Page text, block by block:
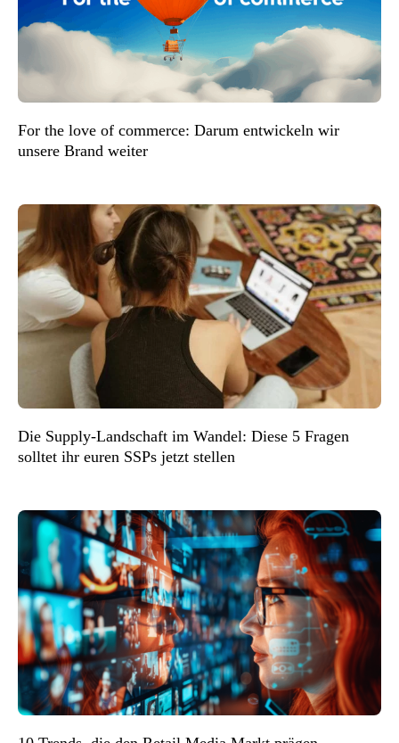
For the love of commerce: Darum entwickeln wir
unsere Brand weiter
Die Supply-Landschaft im Wandel: Diese 5 Fragen
solltet ihr euren SSPs jetzt stellen